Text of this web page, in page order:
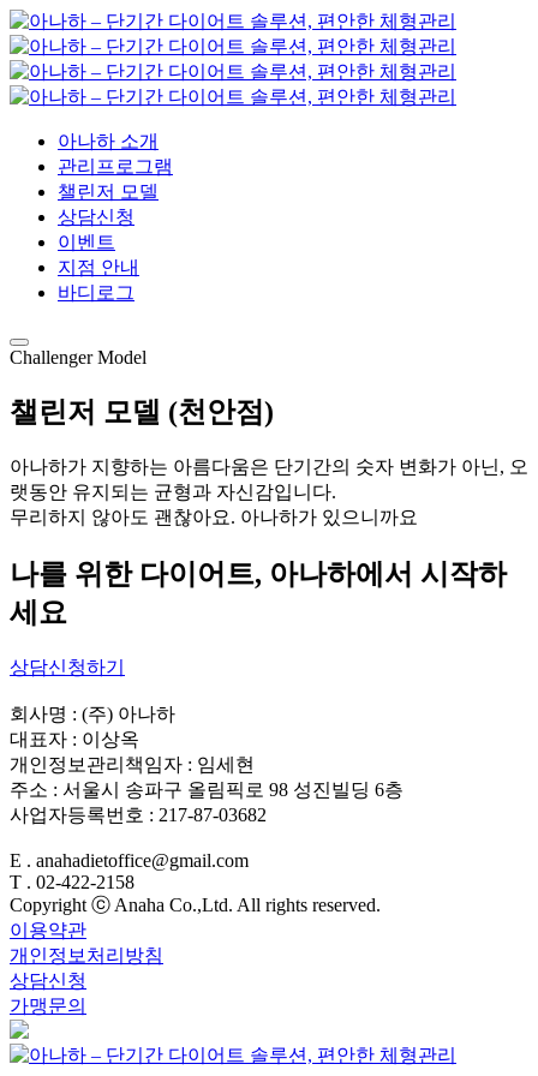
아나하 소개
관리프로그램
챌린저 모델
상담신청
이벤트
지점 안내
바디로그
Challenger Model
챌린저 모델 (천안점)
아나하가 지향하는 아름다움은 단기간의 숫자 변화가 아닌, 오
랫동안 유지되는 균형과 자신감입니다.
무리하지 않아도 괜찮아요. 아나하가 있으니까요
나를 위한 다이어트, 아나하에서 시작하
세요
상담신청하기
회사명 : (주) 아나하
대표자 : 이상옥
개인정보관리책임자 : 임세현
주소 : 서울시 송파구 올림픽로 98 성진빌딩 6층
사업자등록번호 : 217-87-03682
E . anahadietoffice@gmail.com
T . 02-422-2158
Copyright ⓒ Anaha Co.,Ltd. All rights reserved.
이용약관
개인정보처리방침
상담신청
가맹문의